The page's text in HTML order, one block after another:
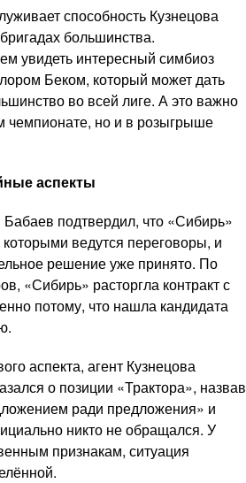
способность Кузнецова
большинства.
увидеть интересный симбиоз
Беком, который может дать
во всей лиге. А это важно
чемпионате, но и в розыгрыше
аспекты
подтвердил, что «Сибирь»
которыми ведутся переговоры, и
решение уже принято. По
«Сибирь» расторгла контракт с
потому, что нашла кандидата
аспекта, агент Кузнецова
о позиции «Трактора», назвав
ради предложения» и
никто не обращался. У
признакам, ситуация